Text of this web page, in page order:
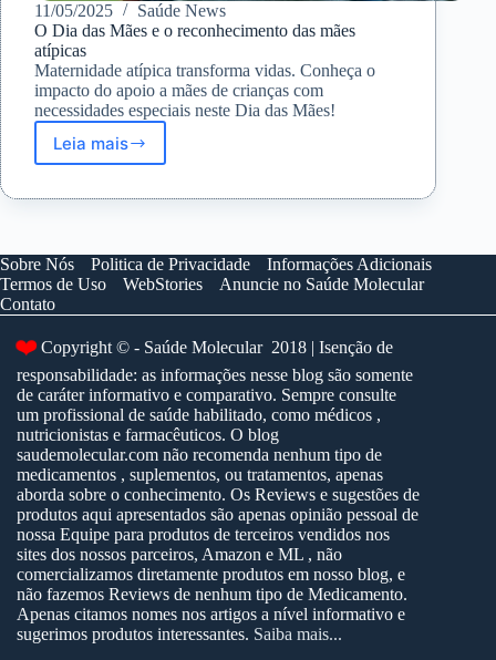
11/05/2025
Saúde News
O Dia das Mães e o reconhecimento das mães
atípicas
Maternidade atípica transforma vidas. Conheça o
impacto do apoio a mães de crianças com
necessidades especiais neste Dia das Mães!
Leia mais
O
das
o
reconhecimento
mães
atípicas
Sobre Nós Politica de Privacidade
Informações Adicionais
Termos de Uso
WebStories
Anuncie no Saúde Molecular
Contato
❤️Copyright © - Saúde Molecular 2018 | Isenção de
responsabilidade: as informações nesse blog são somente
de caráter informativo e comparativo. Sempre consulte
um profissional de saúde habilitado, como médicos ,
nutricionistas e farmacêuticos. O blog
saudemolecular.com não recomenda nenhum tipo de
medicamentos , suplementos, ou tratamentos, apenas
aborda sobre o conhecimento. Os Reviews e sugestões de
produtos aqui apresentados são apenas opinião pessoal de
nossa Equipe para produtos de terceiros vendidos nos
sites dos nossos parceiros, Amazon e ML , não
comercializamos diretamente produtos em nosso blog, e
não fazemos Reviews de nenhum tipo de Medicamento.
Apenas citamos nomes nos artigos a nível informativo e
sugerimos produtos interessantes. Saiba mais...